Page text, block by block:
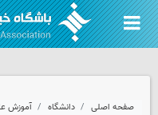
صفحه اصلی دانشگاه آموزش